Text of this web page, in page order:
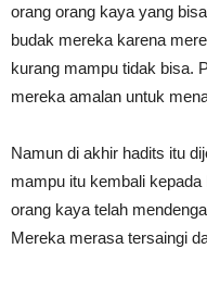
orang orang kaya yang
budak mereka karena
kurang mampu tidak bisa.
mereka amalan untuk
Namun di akhir hadits itu
mampu itu kembali
orang kaya telah
Mereka merasa tersaingi